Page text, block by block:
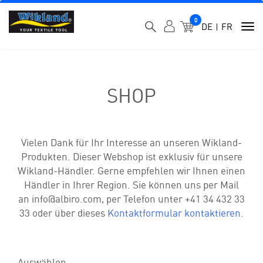
MEIN
0
DE FR
SHOP
Vielen Dank für Ihr Interesse an unseren Wikland-
Produkten. Dieser Webshop ist exklusiv für unsere
Wikland-Händler. Gerne empfehlen wir Ihnen einen
Händler in Ihrer Region. Sie können uns per Mail
an info@albiro.com, per Telefon unter +41 34 432 33
33 oder über dieses Kontaktformular kontaktieren.